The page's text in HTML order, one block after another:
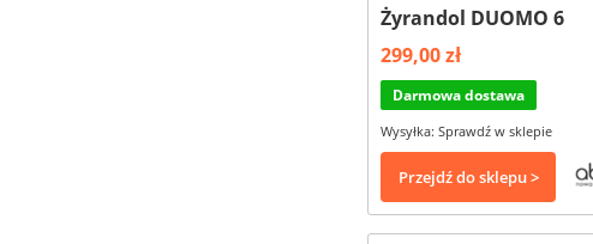
Żyrandol DUOMO 6
299,00 zł
Darmowa dostawa
Wysyłka: Sprawdź w sklepie
Przejdź do sklepu >